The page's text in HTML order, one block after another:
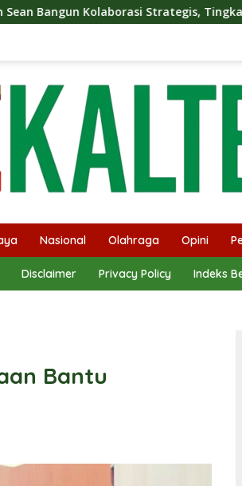
Strategis, Tingkatkan Edukasi
Nasional Olahraga Opini
Disclaimer Privacy Policy Indeks
Bantu